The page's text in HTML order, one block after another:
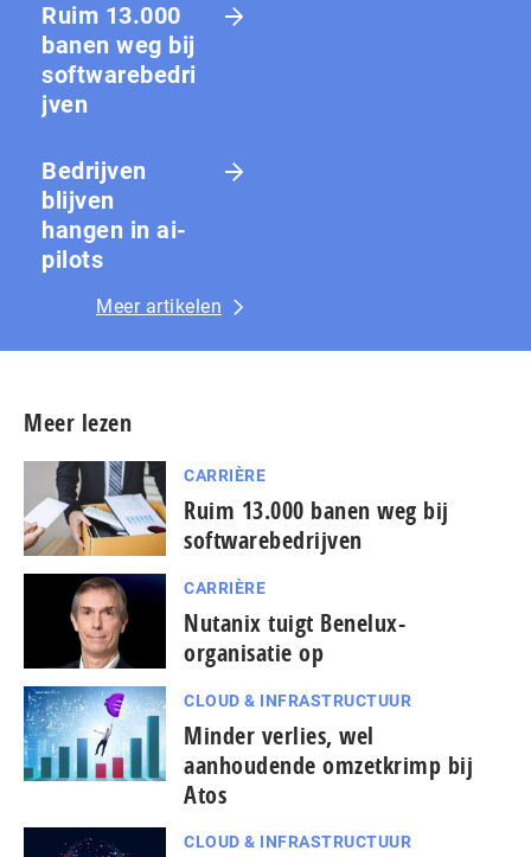
Ruim 13.000
banen weg bij
softwarebedri
jven
Bedrijven
blijven
hangen in ai-
pilots
Meer artikelen
Meer lezen
CARRIÈRE
Ruim 13.000 banen weg bij
softwarebedrijven
CARRIÈRE
Nutanix tuigt Benelux-
organisatie op
CLOUD & INFRASTRUCTUUR
Minder verlies, wel
aanhoudende omzetkrimp bij
Atos
CLOUD & INFRASTRUCTUUR